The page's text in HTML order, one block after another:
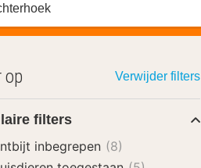
op hotel, regio of stad
op Verwijder filters
filters
inbegrepen (8)